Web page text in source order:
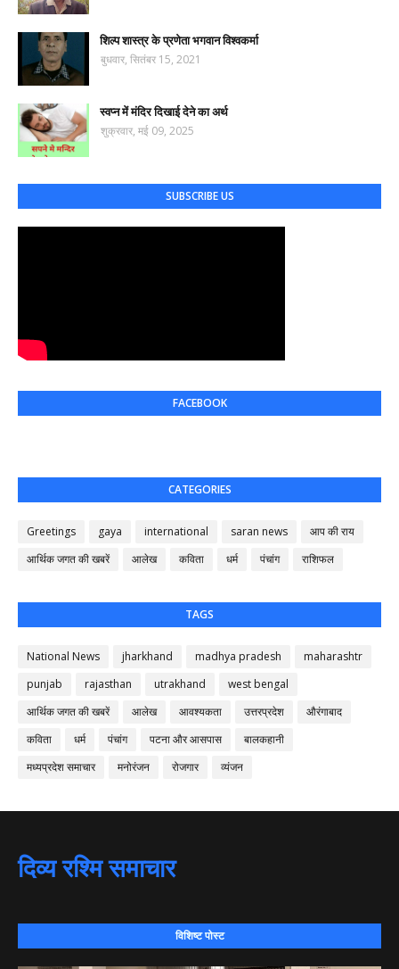
शिल्प शास्त्र के प्रणेता भगवान विश्वकर्मा
बुधवार, सितंबर 15, 2021
स्वप्न में मंदिर दिखाई देने का अर्थ
शुक्रवार, मई 09, 2025
SUBSCRIBE US
FACEBOOK
CATEGORIES
Greetings gaya international saran news
आप की राय
आर्थिक जगत की खबरें
आलेख कविता धर्म पंचांग राशिफल
TAGS
National News jharkhand madhya pradesh
maharashtr
punjab
rajasthan utrakhand
west bengal
आर्थिक जगत की खबरें
आलेख आवश्यकता उत्तरप्रदेश
औरंगाबाद
कविता
धर्म पंचांग पटना और आसपास
बालकहानी
मध्यप्रदेश समाचार
मनोरंजन रोजगार व्यंजन
दिव्य रश्मि समाचार
विशिष्ट पोस्ट